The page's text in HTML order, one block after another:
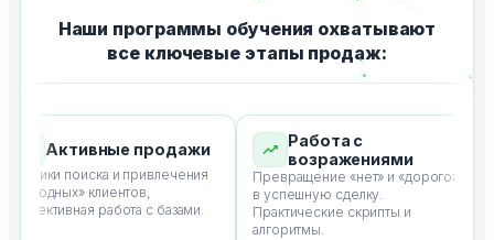
Наши программы обучения охватывают
все ключевые этапы продаж:
Активные продажи
поиска и привлечения
клиентов,
работа с базами.
Работа с
возражениями
Превращение «нет» и «дорого»
в успешную сделку.
Практические скрипты и
алгоритмы.